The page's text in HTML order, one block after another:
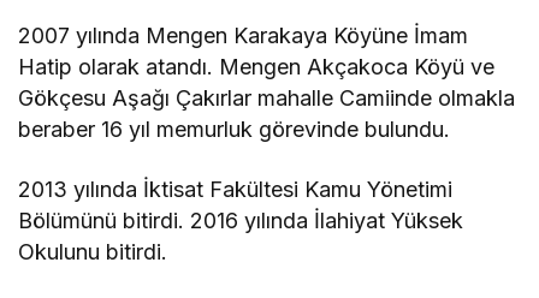
2007 yılında Mengen Karakaya Köyüne İmam
Hatip olarak atandı. Mengen Akçakoca Köyü ve
Gökçesu Aşağı Çakırlar mahalle Camiinde olmakla
beraber 16 yıl memurluk görevinde bulundu.
2013 yılında İktisat Fakültesi Kamu Yönetimi
Bölümünü bitirdi. 2016 yılında İlahiyat Yüksek
Okulunu bitirdi.